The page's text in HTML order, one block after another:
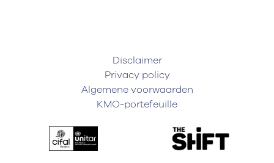
Disclaimer
Privacy policy
Algemene voorwaarden
KMO-portefeuille